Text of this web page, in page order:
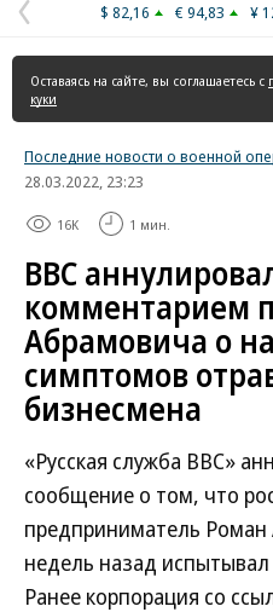
Предыдущая
страница
$ 82,16 € 94,83 ¥
Оставаясь на сайте, вы соглашаетесь с
куки
Последние новости о военной
28.03.2022, 23:23
16K 1 мин.
BBC
комментарием
Абрамовича о
симптомов
бизнесмена
«Русская служба BBC»
сообщение о том, что
предприниматель Роман
недель назад
Ранее корпорация со